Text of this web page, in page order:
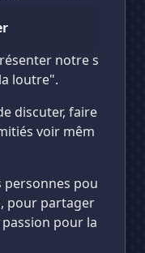
notre s
loutre".
discuter, faire
voir mêm
personnes pou
pour partager
pour la
avis de ce